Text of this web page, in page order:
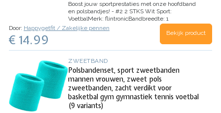
Boost jouw sportprestaties met onze hoofdband
en polsbandjes! - #2 2 STKS Wit Sport:
VoetbalMerk: flintronicBandbreedte: 1
CentimeterBandkleur: Materiaaltype van…
Door: Happygetfit / Zakelijke pennen
€ 14.99 Bekijk product
ZWEETBAND
Polsbandenset, sport zweetbanden
mannen vrouwen, zweet pols
zweetbanden, zacht verdikt voor
basketbal gym gymnastiek tennis voetbal
(9 variants)